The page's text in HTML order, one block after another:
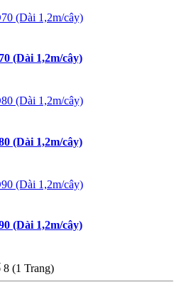
(Dài 1,2m/cây)
(Dài 1,2m/cây)
(Dài 1,2m/cây)
8 (1 Trang)